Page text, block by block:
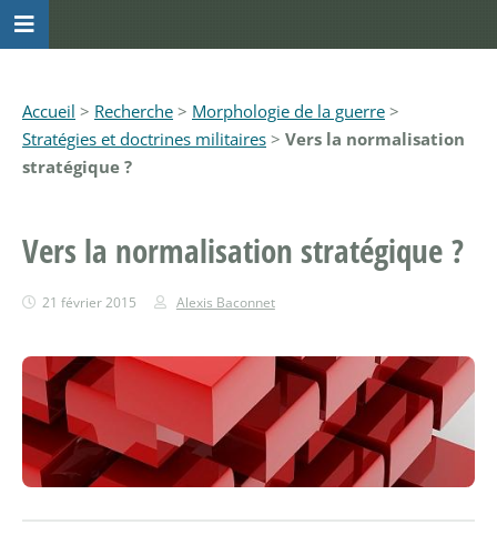
Accueil > Recherche > Morphologie de la guerre >
Stratégies et doctrines militaires > Vers la normalisation
stratégique ?
Vers la normalisation stratégique ?
21 février 2015 Alexis Baconnet